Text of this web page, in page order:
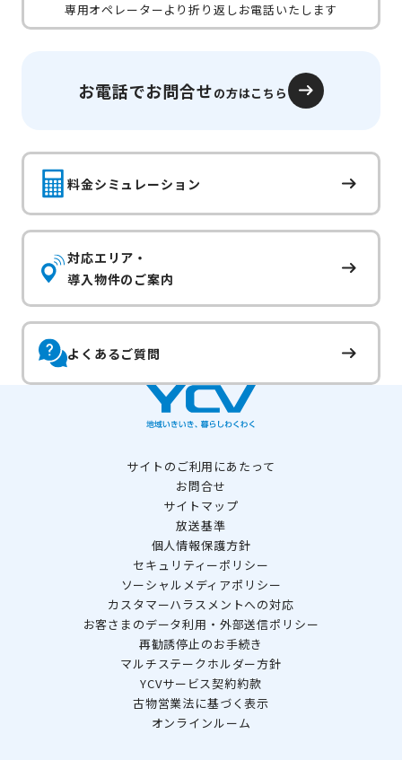
専用オペレーターより折り返しお電話いたします
お電話でお問合せの方はこちら
料金シミュレーション
対応エリア・
導入物件のご案内
よくあるご質問
サイトのご利用にあたって
お問合せ
サイトマップ
放送基準
個人情報保護方針
セキュリティーポリシー
ソーシャルメディアポリシー
カスタマーハラスメントへの対応
お客さまのデータ利用・外部送信ポリシー
再勧誘停止のお手続き
マルチステークホルダー方針
YCVサービス契約約款
古物営業法に基づく表示
オンラインルーム